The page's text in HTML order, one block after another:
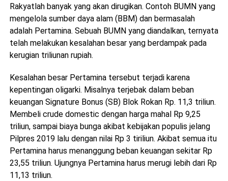
Rakyatlah banyak yang akan dirugikan. Contoh BUMN yang
mengelola sumber daya alam (BBM) dan bermasalah
adalah Pertamina. Sebuah BUMN yang diandalkan, ternyata
telah melakukan kesalahan besar yang berdampak pada
kerugian triliunan rupiah.
Kesalahan besar Pertamina tersebut terjadi karena
kepentingan oligarki. Misalnya terjebak dalam beban
keuangan Signature Bonus (SB) Blok Rokan Rp. 11,3 triliun.
Membeli crude domestic dengan harga mahal Rp 9,25
triliun, sampai biaya bunga akibat kebijakan populis jelang
Pilpres 2019 lalu dengan nilai Rp 3 tiriliun. Akibat semua itu
Pertamina harus menanggung beban keuangan sekitar Rp
23,55 triliun. Ujungnya Pertamina harus merugi lebih dari Rp
11,13 triliun.